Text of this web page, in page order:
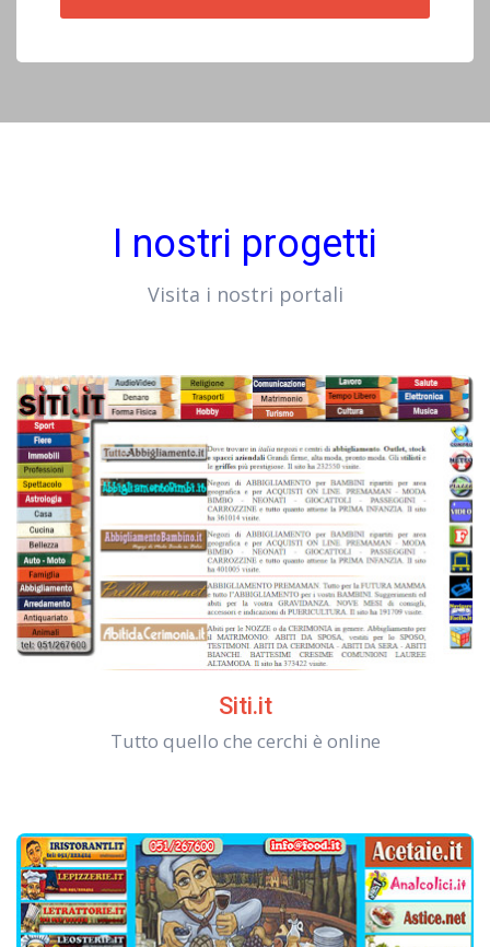
I nostri progetti
Visita i nostri portali
Siti.it
Tutto quello che cerchi è online